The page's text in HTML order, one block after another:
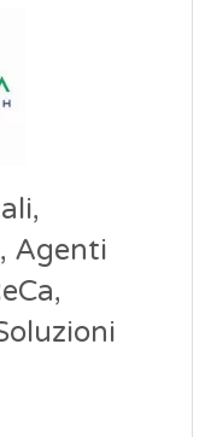
Agenti